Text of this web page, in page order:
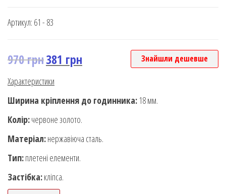
Артикул: 61 - 83
970грн381 грн Знайшли дешевше
Характеристики
Ширина кріплення до годинника: 18 мм.
Колір:червоне золото.
Матеріал:нержавіюча сталь.
Тип:плетені елементи.
Застібка:кліпса.